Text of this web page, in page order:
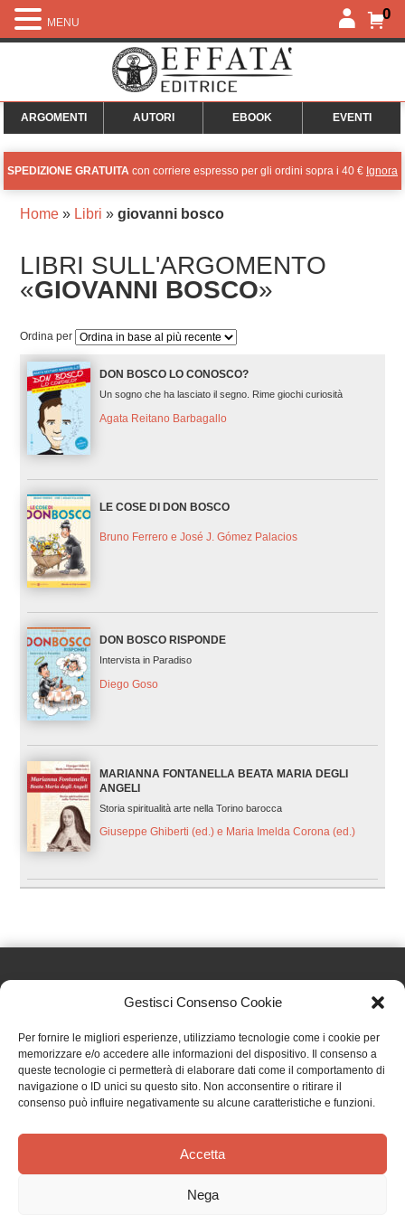
Gestisci Consenso Cookie
Per fornire le migliori esperienze, utilizziamo tecnologie come i cookie per
memorizzare e/o accedere alle informazioni del dispositivo. Il consenso a
queste tecnologie ci permetterà di elaborare dati come il comportamento di
navigazione o ID unici su questo sito. Non acconsentire o ritirare il
consenso può influire negativamente su alcune caratteristiche e funzioni.
Accetta
Nega
0
ARGOMENTI AUTORI EBOOK EVENTI
SPEDIZIONE GRATUITA con corriere espresso per gli ordini sopra i 40 € Ignora
Home» Libri » giovanni bosco
LIBRI SULL'ARGOMENTO
«GIOVANNI BOSCO»
Ordina per
DON BOSCO LO CONOSCO?
Un sogno che ha lasciato il segno. Rime giochi curiosità
Agata Reitano Barbagallo
LE COSE DI DON BOSCO
Bruno Ferrero e José J. Gómez Palacios
DON BOSCO RISPONDE
Intervista in Paradiso
Diego Goso
MARIANNA FONTANELLA BEATA MARIA DEGLI
ANGELI
Storia spiritualità arte nella Torino barocca
Giuseppe Ghiberti (ed.) e Maria Imelda Corona (ed.)
Effatà Editrice di Pellegrino Paolo SAS
C.F. e P.IVA 09655250018
Via Tre Denti, 1 - 10060 Cantalupa (TO)
Telefono: (+39) 0121 353452 - Fax: (+39) 0121 353839
TERMINI E CONDIZIONI
MENU